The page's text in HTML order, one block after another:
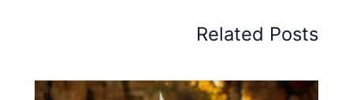
Related Posts